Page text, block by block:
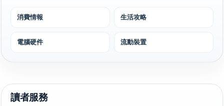
消費情報 生活攻略
電腦硬件 流動裝置
讀者服務